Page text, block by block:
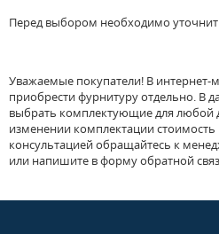
Перед выбором необходимо
Уважаемые покупатели! В интернет-
приобрести фурнитуру отдельно. В
выбрать комплектующие для любой
изменении комплектации стоимость
консультацией обращайтесь к
или напишите в форму обратной